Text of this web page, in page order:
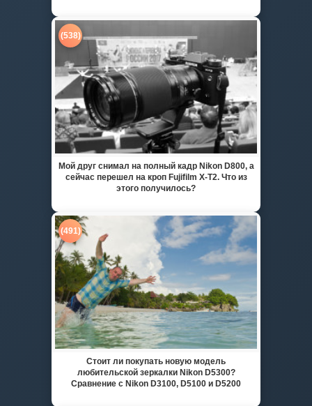
(538)
Мой друг снимал на полный кадр Nikon D800, а
сейчас перешел на кроп Fujifilm X-T2. Что из
этого получилось?
(491)
Стоит ли покупать новую модель
любительской зеркалки Nikon D5300?
Сравнение с Nikon D3100, D5100 и D5200